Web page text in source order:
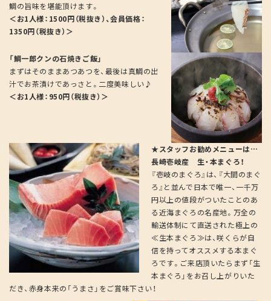
鯛の旨味を堪能頂けます。
＜お1人様：1500円（税抜き）、会員価格：
1350円（税抜き）＞
「鯛一郎クンの石焼きご飯」
まずはそのままあつあつを、最後は真鯛の出
汁でお茶漬けであっさと。二度美味しい♪
＜お1人様：950円（税抜き）＞
★スタッフお勧めメニューは…
長崎壱岐産 生・本まぐろ！
『壱岐のまぐろ』は、『大間のまぐ
ろ』と並んで日本で唯一、一千万
円以上の値段がついたことのあ
る近海まぐろの名産地。万全の
輸送体制にて直送された極上の
≪生本まぐろ≫は、咲くらが自
信を持ってオススメする本まぐ
ろです。ご来店頂いたらまず「生
本まぐろ」をお召し上がりいた
だき、赤身本来の「うまさ」をご賞味下さい！